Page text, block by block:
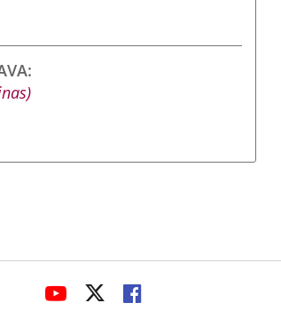
LINK
LINKLINK